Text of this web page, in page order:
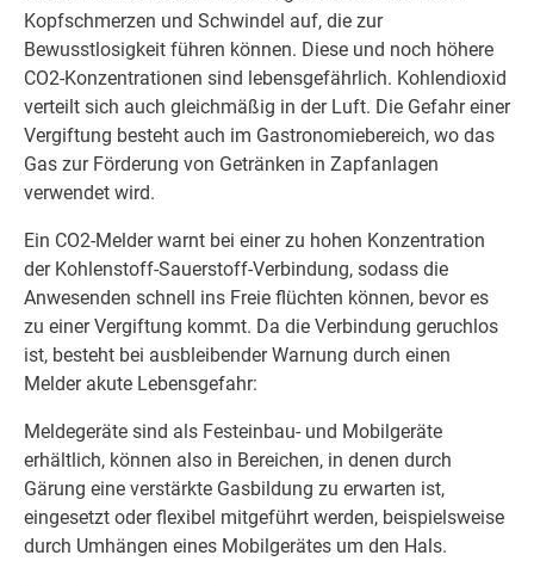
Kopfschmerzen und Schwindel auf, die zur
Bewusstlosigkeit führen können. Diese und noch höhere
CO2-Konzentrationen sind lebensgefährlich. Kohlendioxid
verteilt sich auch gleichmäßig in der Luft. Die Gefahr einer
Vergiftung besteht auch im Gastronomiebereich, wo das
Gas zur Förderung von Getränken in Zapfanlagen
verwendet wird.
Ein CO2-Melder warnt bei einer zu hohen Konzentration
der Kohlenstoff-Sauerstoff-Verbindung, sodass die
Anwesenden schnell ins Freie flüchten können, bevor es
zu einer Vergiftung kommt. Da die Verbindung geruchlos
ist, besteht bei ausbleibender Warnung durch einen
Melder akute Lebensgefahr:
Meldegeräte sind als Festeinbau- und Mobilgeräte
erhältlich, können also in Bereichen, in denen durch
Gärung eine verstärkte Gasbildung zu erwarten ist,
eingesetzt oder flexibel mitgeführt werden, beispielsweise
durch Umhängen eines Mobilgerätes um den Hals.